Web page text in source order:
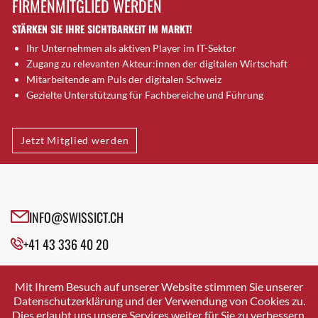
Brugg AG
Brütten
Bubendorf
Bubikon
Buchs (SG)
Bäretswil
Bülach
Cazis
Crissier
Davos Platz
Dierikon
Dietikon
FIRMENMITGLIED WERDEN
STÄRKEN SIE IHRE SICHTBARKEIT IM MARKT!
Ihr Unternehmen als aktiven Player im IT-Sektor
Zugang zu relevanten Akteur:innen der digitalen Wirtschaft
Mitarbeitende am Puls der digitalen Schweiz
Gezielte Unterstützung für Fachbereiche und Führung
Jetzt Mitglied werden
INFO@SWISSICT.CH
+41 43 336 40 20
SWISSICT
VULKANSTRASSE 120
8048 ZURICH
Mit Ihrem Besuch auf unserer Website stimmen Sie unserer
Datenschutzerklärung und der Verwendung von Cookies zu.
Dies erlaubt uns unsere Services weiter für Sie zu verbessern.